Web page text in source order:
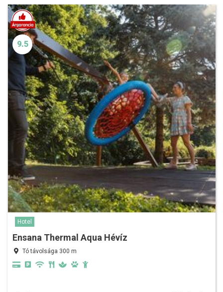
9.5
Hotel
Ensana Thermal Aqua Hévíz
Tó távolsága 300 m